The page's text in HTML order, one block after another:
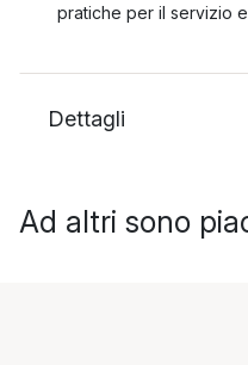
pratiche per il servizio
Dettagli
Ad altri sono